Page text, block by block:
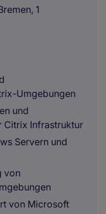
1
Umgebungen
und
Citrix Infrastruktur
Servern und
von
von Microsoft